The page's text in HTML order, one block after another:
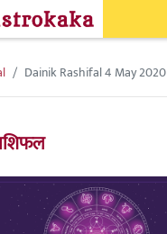
Dainik Rashifal 4 May 2020